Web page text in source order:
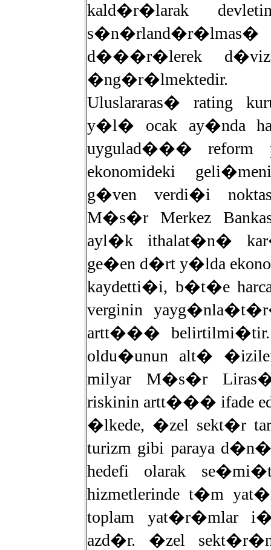
kald�r�larak
s�n�rland�r�lmas�
d���r�lerek d�viz
�ng�r�lmektedir.
Uluslararas� rating
y�l� ocak ay�nda
uygulad��� reform
ekonomideki
g�ven verdi�i
M�s�r Merkez
ayl�k ithalat�n�
ge�en d�rt y�lda
kaydetti�i, b�t�e
verginin
artt��� belirtilmi�tir.
oldu�unun alt�
milyar M�s�r
riskinin artt��� ifade
�lkede, �zel sekt�r
turizm gibi paraya
hedefi olarak
hizmetlerinde t�m
toplam yat�r�mlar
azd�r. �zel